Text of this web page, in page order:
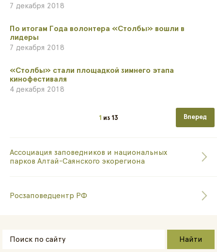
7 декабря 2018
По итогам Года волонтера «Столбы» вошли в
лидеры
7 декабря 2018
​«Столбы» стали площадкой зимнего этапа
кинофестиваля
4 декабря 2018
1 из 13
Ассоциация заповедников и национальных
парков Алтай-Саянского экорегиона
Росзаповедцентр РФ